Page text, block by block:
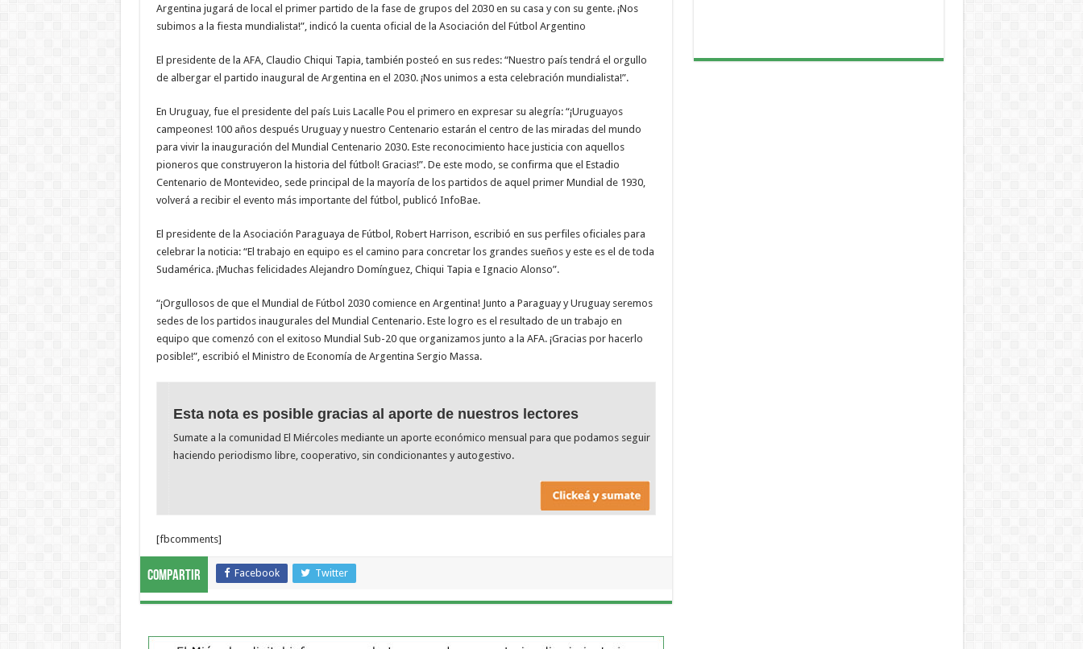
Argentina jugará de local el primer partido de la fase de grupos del 2030 en su casa y con su gente. ¡Nos
subimos a la fiesta mundialista!”, indicó la cuenta oficial de la Asociación del Fútbol Argentino
El presidente de la AFA, Claudio Chiqui Tapia, también posteó en sus redes: “Nuestro país tendrá el orgullo
de albergar el partido inaugural de Argentina en el 2030. ¡Nos unimos a esta celebración mundialista!”.
En Uruguay, fue el presidente del país Luis Lacalle Pou el primero en expresar su alegría: “¡Uruguayos
campeones! 100 años después Uruguay y nuestro Centenario estarán el centro de las miradas del mundo
para vivir la inauguración del Mundial Centenario 2030. Este reconocimiento hace justicia con aquellos
pioneros que construyeron la historia del fútbol! Gracias!”. De este modo, se confirma que el Estadio
Centenario de Montevideo, sede principal de la mayoría de los partidos de aquel primer Mundial de 1930,
volverá a recibir el evento más importante del fútbol, publicó InfoBae.
El presidente de la Asociación Paraguaya de Fútbol, Robert Harrison, escribió en sus perfiles oficiales para
celebrar la noticia: “El trabajo en equipo es el camino para concretar los grandes sueños y este es el de toda
Sudamérica. ¡Muchas felicidades Alejandro Domínguez, Chiqui Tapia e Ignacio Alonso”.
“¡Orgullosos de que el Mundial de Fútbol 2030 comience en Argentina! Junto a Paraguay y Uruguay seremos
sedes de los partidos inaugurales del Mundial Centenario. Este logro es el resultado de un trabajo en
equipo que comenzó con el exitoso Mundial Sub-20 que organizamos junto a la AFA. ¡Gracias por hacerlo
posible!”, escribió el Ministro de Economía de Argentina Sergio Massa.
Esta nota es posible gracias al aporte de nuestros lectores
Sumate a la comunidad El Miércoles mediante un aporte económico mensual para que podamos seguir
haciendo periodismo libre, cooperativo, sin condicionantes y autogestivo.
[fbcomments]
Compartir Facebook Twitter